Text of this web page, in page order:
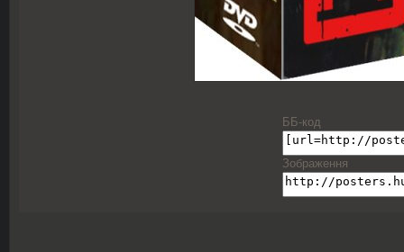
ББ-код
Зображення